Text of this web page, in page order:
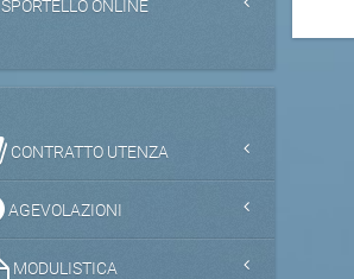
SPORTELLO ONLINE
CONTRATTO UTENZA
AGEVOLAZIONI
MODULISTICA